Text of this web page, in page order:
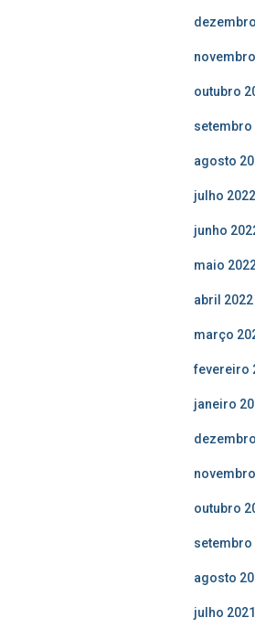
outubro
setembro
agosto
julho 2022
junho
maio
abril 2022
março
fevereiro
janeiro
outubro
setembro
agosto
julho 2021